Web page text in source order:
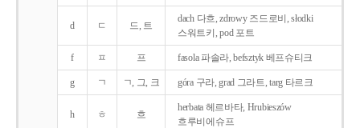
d ㄷ 드, 트
dach 다흐, zdrowy 즈드로비, słodki
스워트키, pod 포트
f ㅍ 프 fasola 파솔라, befsztyk 베프슈티크
g ㄱ ㄱ, 그, 크 góra 구라, grad 그라트, targ 타르크
h ㅎ 흐
herbata 헤르바타, Hrubieszów
흐루비에슈프